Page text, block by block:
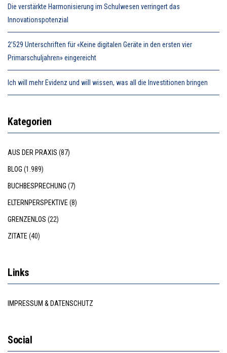
Die verstärkte Harmonisierung im Schulwesen verringert das
Innovationspotenzial
2’529 Unterschriften für «Keine digitalen Geräte in den ersten vier
Primarschuljahren» eingereicht
Ich will mehr Evidenz und will wissen, was all die Investitionen bringen
Kategorien
AUS DER PRAXIS (87)
BLOG (1.989)
BUCHBESPRECHUNG (7)
ELTERNPERSPEKTIVE (8)
GRENZENLOS (22)
ZITATE (40)
Links
IMPRESSUM & DATENSCHUTZ
Social